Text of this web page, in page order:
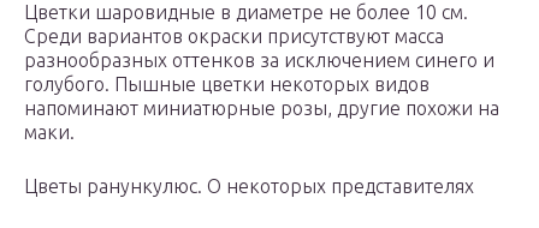
Цветки шаровидные в диаметре не более 10 см.
Среди вариантов окраски присутствуют масса
разнообразных оттенков за исключением синего и
голубого. Пышные цветки некоторых видов
напоминают миниатюрные розы, другие похожи на
маки.
Цветы ранункулюс. О некоторых представителях